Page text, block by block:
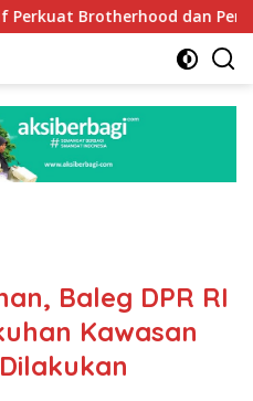
dan Persatuan Bangsa di
Baleg DPR RI
Kawasan